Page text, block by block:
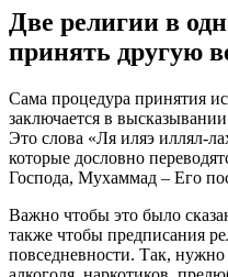
Две религии в
принять другую
Сама процедура принятия
заключается в
Это слова «Ля иляэ иллял-
которые дословно
Господа, Мухаммад – Его
Важно чтобы это было
также чтобы предписания
повседневности. Так, нужно